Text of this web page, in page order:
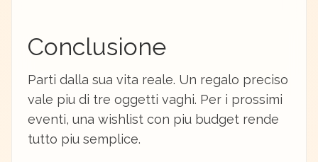
Conclusione
Parti dalla sua vita reale. Un regalo preciso
vale piu di tre oggetti vaghi. Per i prossimi
eventi, una wishlist con piu budget rende
tutto piu semplice.